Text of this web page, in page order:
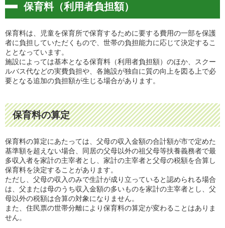
保育料（利用者負担額）
保育料は、児童を保育所で保育するために要する費用の一部を保護
者に負担していただくもので、世帯の負担能力に応じて決定するこ
ととなっています。
施設によっては基本となる保育料（利用者負担額）のほか、スクー
ルバス代などの実費負担や、各施設が独自に質の向上を図る上で必
要となる追加の負担額が生じる場合があります。
保育料の算定
保育料の算定にあたっては、父母の収入金額の合計額が市で定めた
基準額を超えない場合、同居の父母以外の祖父母等扶養義務者で最
多収入者を家計の主宰者とし、家計の主宰者と父母の税額を合算し
保育料を決定することがあります。
ただし、父母の収入のみで生計が成り立っていると認められる場合
は、父または母のうち収入金額の多いものを家計の主宰者とし、父
母以外の税額は合算の対象になりません。
また、住民票の世帯分離により保育料の算定が変わることはありま
せん。